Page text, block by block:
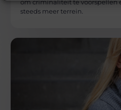
om criminaliteit te voorspellen
steeds meer terrein.